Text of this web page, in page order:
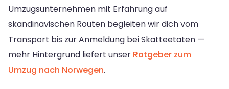
Umzugsunternehmen mit Erfahrung auf
skandinavischen Routen begleiten wir dich vom
Transport bis zur Anmeldung bei Skatteetaten —
mehr Hintergrund liefert unser Ratgeber zum
Umzug nach Norwegen.